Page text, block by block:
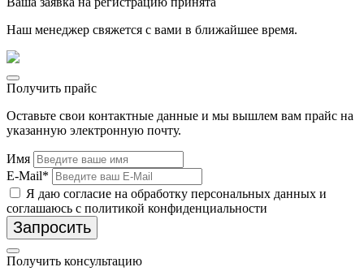
Наш менеджер свяжется с вами в ближайшее время.
Получить прайс
Оставьте свои контактные данные и мы вышлем вам прайс на
указанную электронную почту.
Имя
E-Mail*
Я даю согласие на обработку персональных данных и
соглашаюсь с политикой конфиденциальности
Запросить
Получить консультацию